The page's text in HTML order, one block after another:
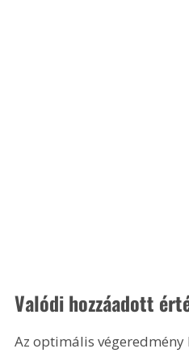
Valódi hozzáadott
Az optimális